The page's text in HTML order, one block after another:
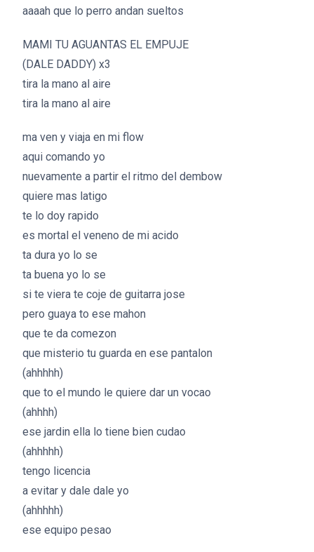
aaaah que lo perro andan sueltos
MAMI TU AGUANTAS EL EMPUJE
(DALE DADDY) x3
tira la mano al aire
tira la mano al aire
ma ven y viaja en mi flow
aqui comando yo
nuevamente a partir el ritmo del dembow
quiere mas latigo
te lo doy rapido
es mortal el veneno de mi acido
ta dura yo lo se
ta buena yo lo se
si te viera te coje de guitarra jose
pero guaya to ese mahon
que te da comezon
que misterio tu guarda en ese pantalon
(ahhhhh)
que to el mundo le quiere dar un vocao
(ahhhh)
ese jardin ella lo tiene bien cudao
(ahhhhh)
tengo licencia
a evitar y dale dale yo
(ahhhhh)
ese equipo pesao